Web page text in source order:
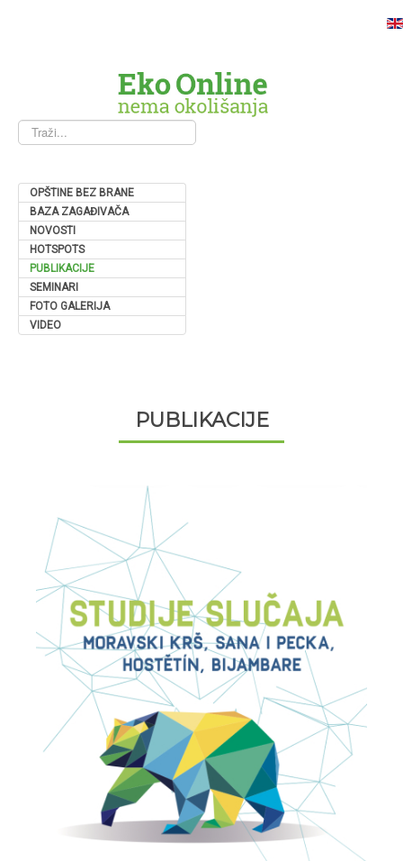
Traži...
OPŠTINE BEZ BRANE
BAZA ZAGAĐIVAČA
NOVOSTI
HOTSPOTS
PUBLIKACIJE
SEMINARI
FOTO GALERIJA
VIDEO
PUBLIKACIJE